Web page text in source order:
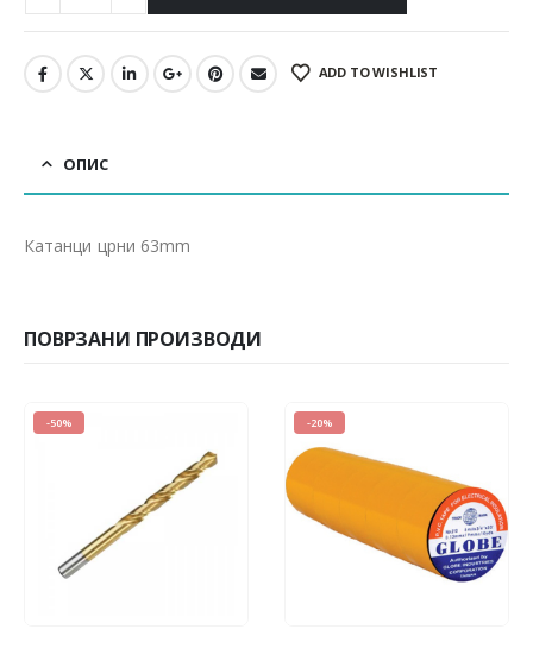
ADD TO WISHLIST
ОПИС
Катанци црни 63mm
ПОВРЗАНИ ПРОИЗВОДИ
-50% -20%